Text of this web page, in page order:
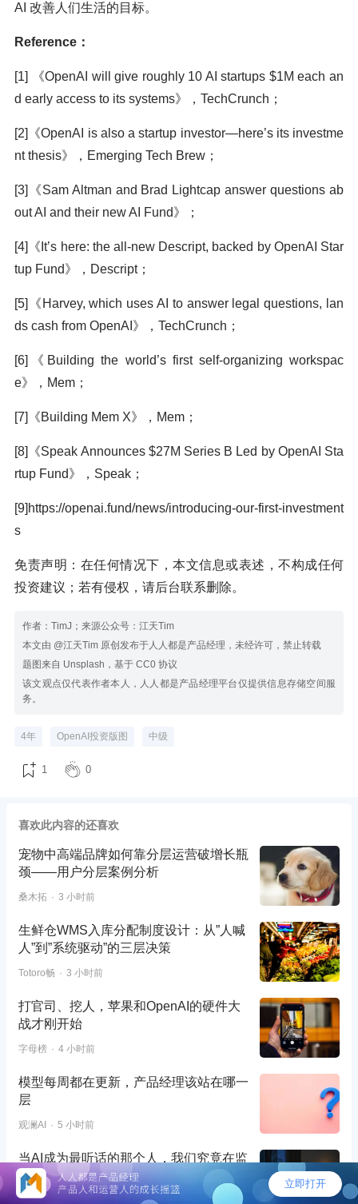
AI 改善人们生活的目标。
Reference：
[1] 《OpenAI will give roughly 10 AI startups $1M each an
d early access to its systems》，TechCrunch；
[2]《OpenAI is also a startup investor—here’s its investme
nt thesis》，Emerging Tech Brew；
[3]《Sam Altman and Brad Lightcap answer questions ab
out AI and their new AI Fund》；
[4]《It’s here: the all-new Descript, backed by OpenAI Star
tup Fund》，Descript；
[5]《Harvey, which uses AI to answer legal questions, lan
ds cash from OpenAI》，TechCrunch；
[6]《Building the world’s first self-organizing workspac
e》，Mem；
[7]《Building Mem X》，Mem；
[8]《Speak Announces $27M Series B Led by OpenAI Sta
rtup Fund》，Speak；
[9]https://openai.fund/news/introducing-our-first-investment
s
免责声明：在任何情况下，本文信息或表述，不构成任何
投资建议；若有侵权，请后台联系删除。
作者：TimJ；来源公众号：江天Tim
本文由 @江天Tim 原创发布于人人都是产品经理，未经许可，禁止转载
题图来自 Unsplash，基于 CC0 协议
该文观点仅代表作者本人，人人都是产品经理平台仅提供信息存储空间服
务。
4年 OpenAI投资版图 中级
1 0
喜欢此内容的还喜欢
宠物中高端品牌如何靠分层运营破增长瓶
颈——用户分层案例分析
桑木拓 3 小时前
生鲜仓WMS入库分配制度设计：从”人喊
人”到”系统驱动”的三层决策
Totoro畅 3 小时前
打官司、挖人，苹果和OpenAI的硬件大
战才刚开始
字母榜 4 小时前
模型每周都在更新，产品经理该站在哪一
层
观澜AI 5 小时前
当AI成为最听话的那个人，我们究竟在监
管什么？
岚天